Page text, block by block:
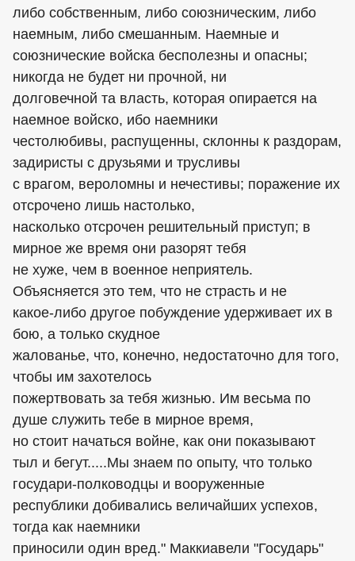
либо собственным, либо союзническим, либо
наемным, либо смешанным. Наемные и
союзнические войска бесполезны и опасны;
никогда не будет ни прочной, ни
долговечной та власть, которая опирается на
наемное войско, ибо наемники
честолюбивы, распущенны, склонны к раздорам,
задиристы с друзьями и трусливы
с врагом, вероломны и нечестивы; поражение их
отсрочено лишь настолько,
насколько отсрочен решительный приступ; в
мирное же время они разорят тебя
не хуже, чем в военное неприятель.
Объясняется это тем, что не страсть и не
какое-либо другое побуждение удерживает их в
бою, а только скудное
жалованье, что, конечно, недостаточно для того,
чтобы им захотелось
пожертвовать за тебя жизнью. Им весьма по
душе служить тебе в мирное время,
но стоит начаться войне, как они показывают
тыл и бегут.....Мы знаем по опыту, что только
государи-полководцы и вооруженные
республики добивались величайших успехов,
тогда как наемники
приносили один вред." Маккиавели "Государь"